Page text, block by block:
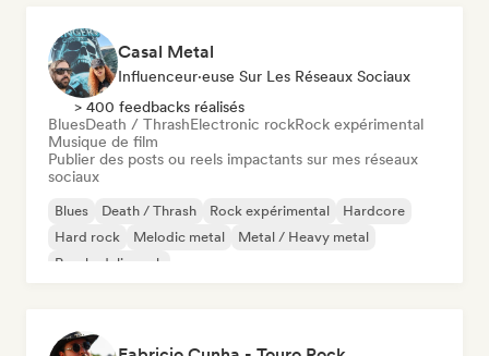
Casal Metal
Influenceur·euse Sur Les Réseaux Sociaux
> 400 feedbacks réalisés
BluesDeath / ThrashElectronic rockRock expérimental
Musique de film
Publier des posts ou reels impactants sur mes réseaux
sociaux
Blues Death / Thrash Rock expérimental
Hardcore
Hard rock
Melodic metal
Metal / Heavy metal
Psychedelic rock